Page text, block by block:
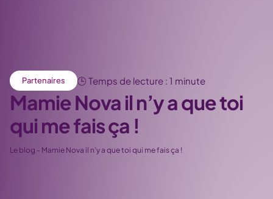
Partenaires 🕒 Temps de lecture : 1 minute
Mamie Nova il n’y a que toi
qui me fais ça !
Le blog - Mamie Nova il n’y a que toi qui me fais ça !